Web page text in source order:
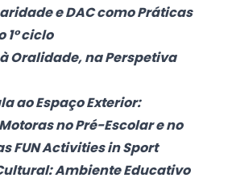
e DAC como Práticas
1° ciclo
Oralidade, na Perspetiva
ao Espaço Exterior:
no Pré-Escolar e no
FUN Activities in Sport
Ambiente Educativo